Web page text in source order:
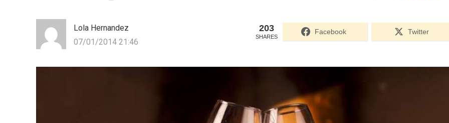
Lola Hernandez
07/01/2014 21:46
203
SHARES
Facebook Twitter